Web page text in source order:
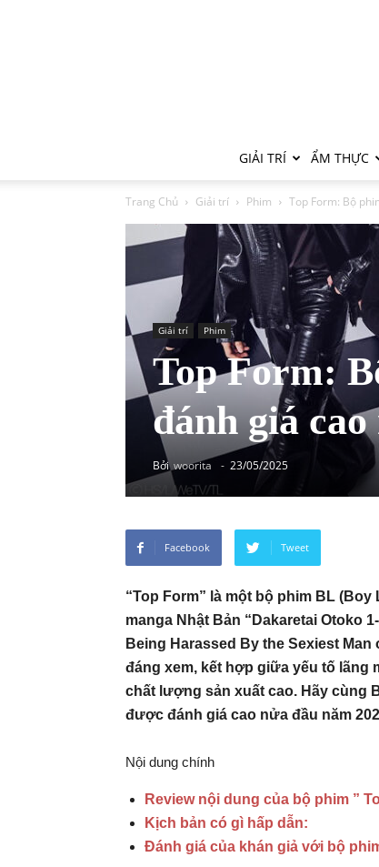
GIẢI TRÍ ẨM THỰC
Trang Chủ Giải trí Phim Top Form: Bộ
Giải trí Phim
Top Form:
đánh giá
Bởiwoorita - 23/05/2025
Facebook Tweet
“Top Form” là một bộ phim BL
manga Nhật Bản “Dakaretai Otoko
Being Harassed By the Sexiest Man
đáng xem, kết hợp giữa yếu tố lãng
chất lượng sản xuất cao. Hãy cùng
được đánh giá cao nửa đầu năm
Nội dung chính
Review nội dung của bộ phim ”
Kịch bản có gì hấp dẫn:
Đánh giá của khán giả với bộ